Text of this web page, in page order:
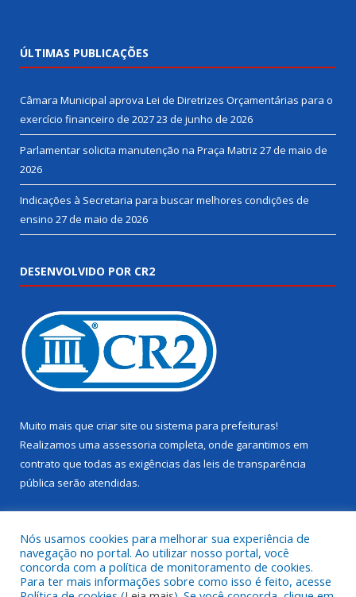
ÚLTIMAS PUBLICAÇÕES
Câmara Municipal aprova Lei de Diretrizes Orçamentárias para o
exercício financeiro de 202723 de junho de 2026
Parlamentar solicita manutenção na Praça Matriz 27 de maio de
2026
Indicações à Secretaria para buscar melhores condições de
ensino 27 de maio de 2026
DESENVOLVIDO POR CR2
Muito mais que criar site ou sistema para prefeituras!
Realizamos uma assessoria completa, onde garantimos em
contrato que todas as exigências das leis de transparência
pública serão atendidas.
Nós usamos cookies para melhorar sua experiência de
navegação no portal. Ao utilizar nosso portal, você
concorda com a política de monitoramento de cookies.
Para ter mais informações sobre como isso é feito, acesse